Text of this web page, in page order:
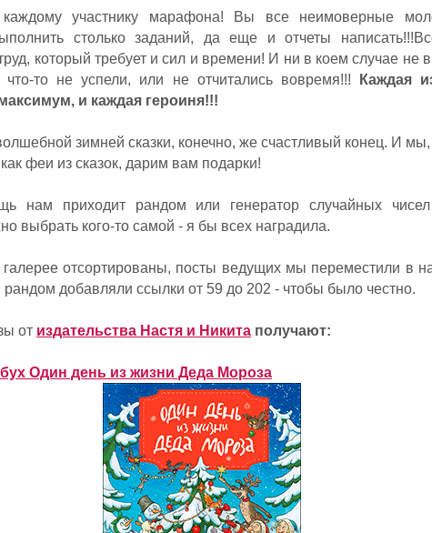
участнику марафона! Вы все неимоверные
столько заданий, да еще и отчеты
который требует и сил и времени! И ни в коем случае не
что-то не успели, или не отчитались вовремя!!!
Каждая
и каждая героиня!!!
зимней сказки, конечно, же счастливый конец. И мы,
феи из сказок, дарим вам подарки!
нам приходит рандом или генератор случайных
выбрать кого-то самой - я бы всех наградила.
отсортированы, посты ведущих мы переместили в
рандом добавляли ссылки от 59 до 202 - чтобы было честно.
от издательства Настя и Никита получают:
Один день из жизни Деда Мороза